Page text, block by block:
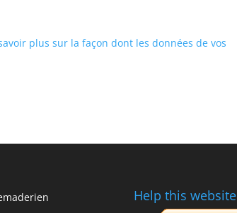
plus sur la façon dont les données de vos
Help this website